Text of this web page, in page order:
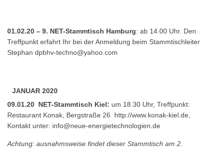
01.02.20 – 9. NET-Stammtisch Hamburg: ab 14.00 Uhr. Den
Treffpunkt erfahrt Ihr bei der Anmeldung beim Stammtischleiter
Stephan dpbhv-techno@yahoo.com
JANUAR 2020
09.01.20 NET-Stammtisch Kiel: um 18.30 Uhr, Treffpunkt:
Restaurant Konak, Bergstraße 26 http://www.konak-kiel.de
Kontakt unter: info@neue-energietechnologien.de
Achtung: ausnahmsweise findet dieser Stammtisch am 2.